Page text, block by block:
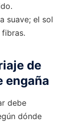
suave; el sol
de
engaña
debe
dónde